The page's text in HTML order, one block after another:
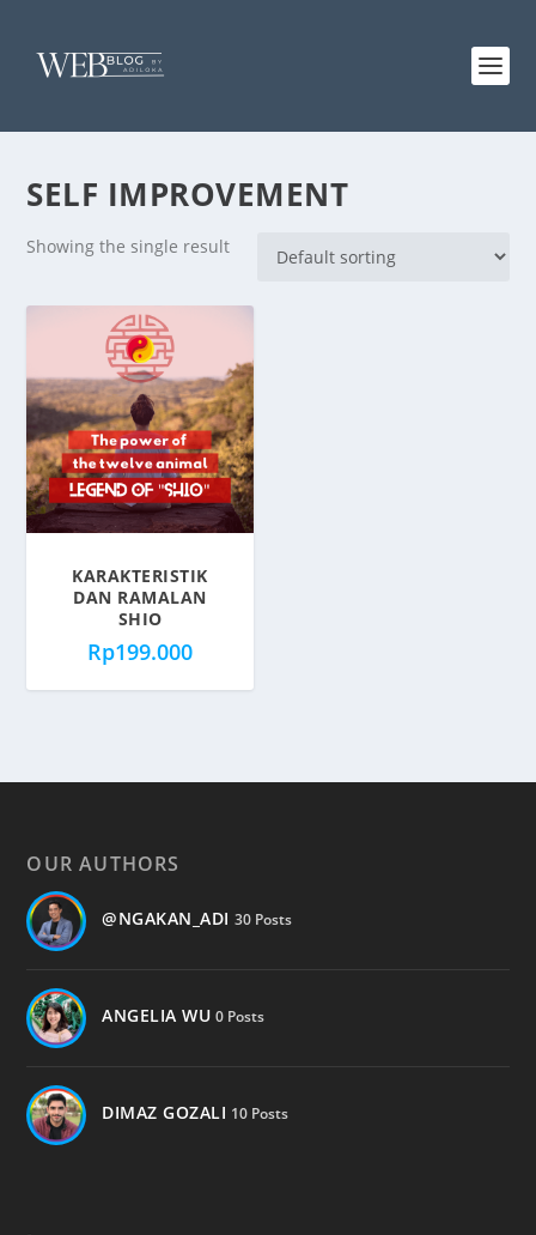
SELF IMPROVEMENT
Showing the single result
4.89
KARAKTERISTIK
DAN RAMALAN
SHIO
Rp199.000
OUR AUTHORS
@NGAKAN_ADI 30 Posts
ANGELIA WU 0 Posts
DIMAZ GOZALI 10 Posts